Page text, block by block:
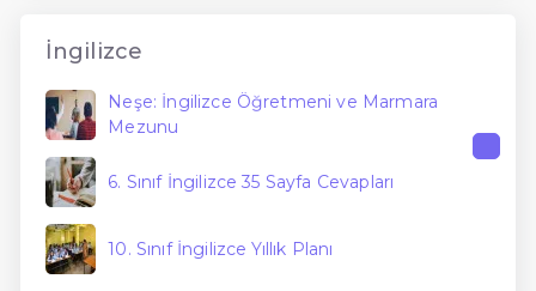
İngilizce
Neşe: İngilizce Öğretmeni ve Marmara
Mezunu
6. Sınıf İngilizce 35 Sayfa Cevapları
10. Sınıf İngilizce Yıllık Planı